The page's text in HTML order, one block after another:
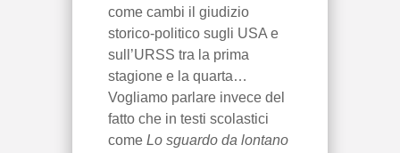
come cambi il giudizio
storico-politico sugli USA e
sull’URSS tra la prima
stagione e la quarta…
Vogliamo parlare invece del
fatto che in testi scolastici
come Lo sguardo da lontano